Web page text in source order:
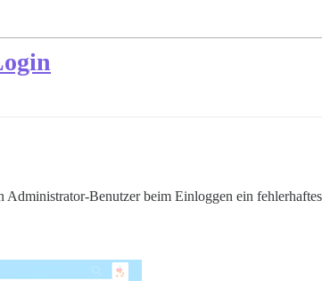
Benutzer beim Einloggen ein